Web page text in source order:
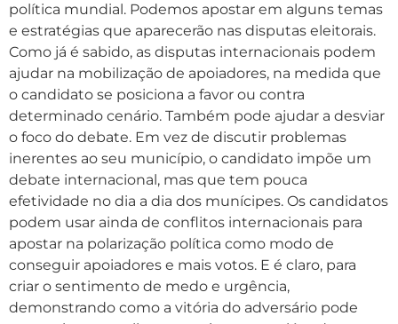
política mundial. Podemos apostar em alguns temas
e estratégias que aparecerão nas disputas eleitorais.
Como já é sabido, as disputas internacionais podem
ajudar na mobilização de apoiadores, na medida que
o candidato se posiciona a favor ou contra
determinado cenário. Também pode ajudar a desviar
o foco do debate. Em vez de discutir problemas
inerentes ao seu município, o candidato impõe um
debate internacional, mas que tem pouca
efetividade no dia a dia dos munícipes. Os candidatos
podem usar ainda de conflitos internacionais para
apostar na polarização política como modo de
conseguir apoiadores e mais votos. E é claro, para
criar o sentimento de medo e urgência,
demonstrando como a vitória do adversário pode